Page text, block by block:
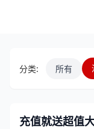
分类: 所有
充值就送超值